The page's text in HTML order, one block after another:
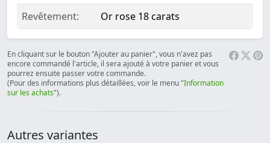
Revêtement: Or rose 18 carats
En cliquant sur le bouton "Ajouter au panier", vous n'avez pas
encore commandé l'article, il sera ajouté à votre panier et vous
pourrez ensuite passer votre commande.
(Pour des informations plus détaillées, voir le menu "Information
sur les achats").
Autres variantes